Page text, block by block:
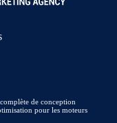
de conception
pour les moteurs